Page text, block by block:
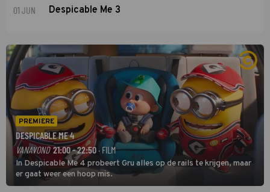
01 JUN Despicable Me 3
PREMIERE
DESPICABLE ME 4
VANAVOND 21:00 - 22:50 · FILM
In Despicable Me 4 probeert Gru alles op de rails te krijgen, maar
er gaat weer een hoop mis.